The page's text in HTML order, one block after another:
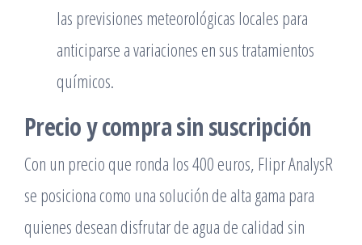
las previsiones meteorológicas locales para
anticiparse a variaciones en sus tratamientos
químicos.
Precio y compra sin suscripción
Con un precio que ronda los 400 euros, Flipr AnalysR
se posiciona como una solución de alta gama para
quienes desean disfrutar de agua de calidad sin